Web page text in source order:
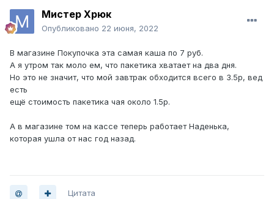
Мистер Хрюк
Опубликовано 22 июня, 2022
В магазине Покупочка эта самая каша по 7 руб.
А я утром так моло ем, что пакетика хватает на два дня.
Но это не значит, что мой завтрак обходится всего в 3.5р, вед
есть
ещё стоимость пакетика чая около 1.5р.
А в магазине том на кассе теперь работает Наденька,
которая ушла от нас год назад.
Цитата